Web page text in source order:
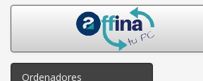
Ordenadores